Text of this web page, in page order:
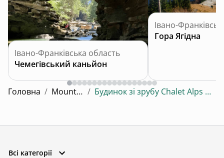
Івано-Франківська область
Чемегівський каньйон
Івано-
Гора Ягідна
Головна / MountOur / Будинок зі зрубу Chalet Alps MountOur
Всі категорії